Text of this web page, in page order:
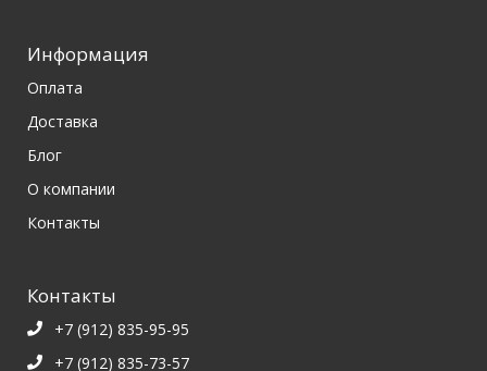
Информация
Оплата
Доставка
Блог
О компании
Контакты
Контакты
+7 (912) 835-95-95
+7 (912) 835-73-57